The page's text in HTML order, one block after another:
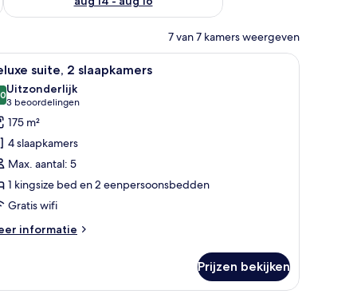
7 van 7 kamers weergeven
een glazen bijzettafeltje, een houten receptiebalie en een
Een moderne hotelkamer met een zithoek,
7 suite, 2 slaapkamers
van 10
Uitzonderlijk
3 beoordelingen
(3
beoordelingen)
175 m²
4 slaapkamers
Max. aantal: 5
1 kingsize bed en 2 eenpersoonsbedden
Gratis wifi
informatie
Prijzen bekijken